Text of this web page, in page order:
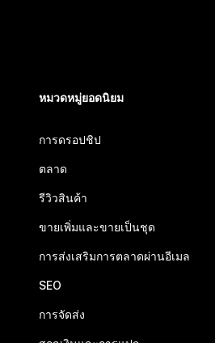
หมวดหมู่ยอดนิยม
การดรอปชิป
ตลาด
รีวิวสินค้า
ขายเพิ่มและขายเป็นชุด
การส่งเสริมการตลาดผ่านอีเมล
SEO
การจัดส่ง